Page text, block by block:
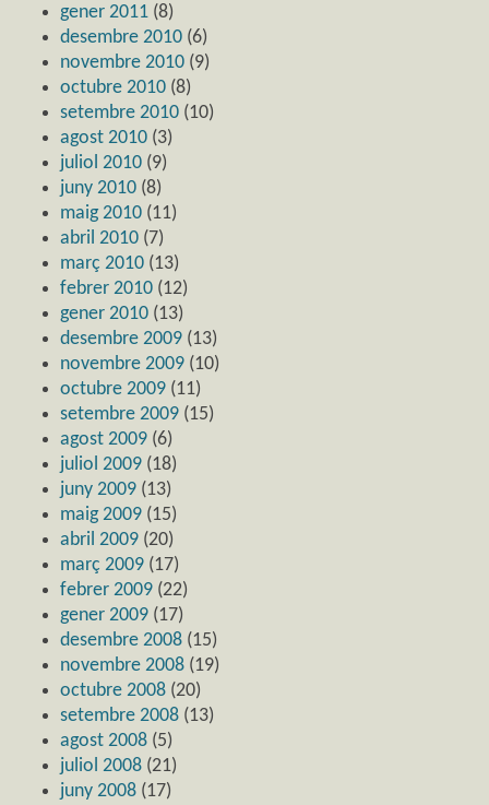
gener 2011 (8)
desembre 2010 (6)
novembre 2010 (9)
octubre 2010 (8)
setembre 2010 (10)
agost 2010 (3)
juliol 2010 (9)
juny 2010 (8)
maig 2010 (11)
abril 2010 (7)
març 2010 (13)
febrer 2010 (12)
gener 2010 (13)
desembre 2009 (13)
novembre 2009 (10)
octubre 2009 (11)
setembre 2009 (15)
agost 2009 (6)
juliol 2009 (18)
juny 2009 (13)
maig 2009 (15)
abril 2009 (20)
març 2009 (17)
febrer 2009 (22)
gener 2009 (17)
desembre 2008 (15)
novembre 2008 (19)
octubre 2008 (20)
setembre 2008 (13)
agost 2008 (5)
juliol 2008 (21)
juny 2008 (17)